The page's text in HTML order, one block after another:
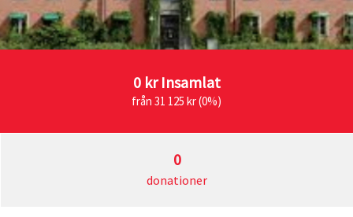
0 krInsamlat
från 31 125 kr (0%)
0
donationer